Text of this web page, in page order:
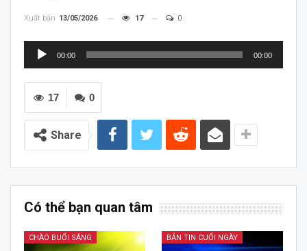
Xuất bản 13/05/2026 17 0
Trình
Audio
00:00 00:00
0
17
Share
Có thể bạn quan tâm
CHÀO BUỔI SÁNG BẢN TIN CUỐI NGÀY